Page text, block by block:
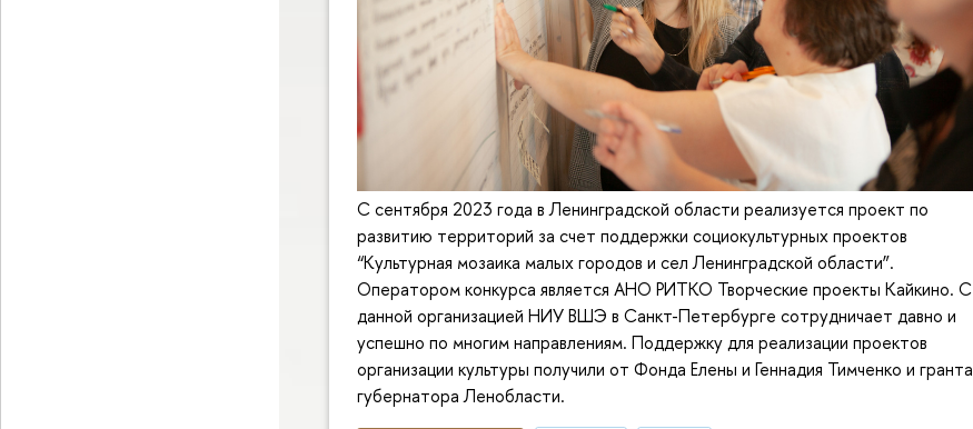
С сентября 2023 года в Ленинградской области реализуется проект по
развитию территорий за счет поддержки социокультурных проектов
“Культурная мозаика малых городов и сел Ленинградской области”.
Оператором конкурса является АНО РИТКО Творческие проекты Кайкино. С
данной организацией НИУ ВШЭ в Санкт-Петербурге сотрудничает давно и
успешно по многим направлениям. Поддержку для реализации проектов
организации культуры получили от Фонда Елены и Геннадия Тимченко и гранта
губернатора Ленобласти.